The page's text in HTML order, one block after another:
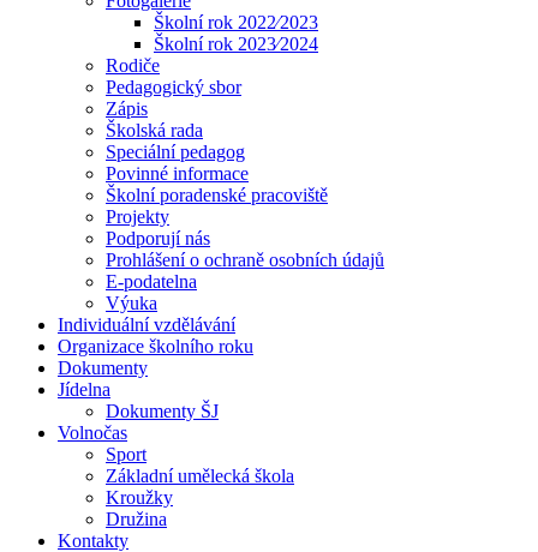
Školní rok 2022⁄2023
Školní rok 2023⁄2024
Rodiče
Pedagogický sbor
Zápis
Školská rada
Speciální pedagog
Povinné informace
Školní poradenské pracoviště
Projekty
Podporují nás
Prohlášení o ochraně osobních údajů
E-podatelna
Výuka
Individuální vzdělávání
Organizace školního roku
Dokumenty
Jídelna
Dokumenty ŠJ
Volnočas
Sport
Základní umělecká škola
Kroužky
Družina
Kontakty